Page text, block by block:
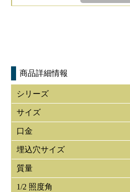
商品詳細情報
シリーズ
サイズ
口金
埋込穴サイズ
質量
1/2 照度角